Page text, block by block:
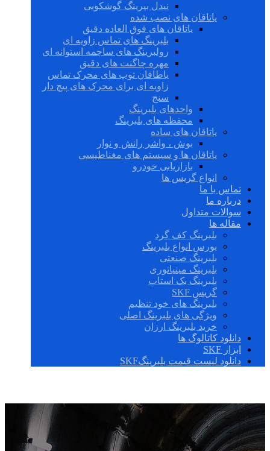
نیدل بیرینگ گوشکوبی
یاتاقان های نصب شده
یاتاقان های فوق العاده دقیق
بلبرینگ های تماس زاویه ای
رولبرینگ های ساچمه استوانه ای
مهره چاگنت های دقیق
یاطاقان توپ های محرک تماس
زاویه ای برای محرک های پیچ دار
سنج
واحدهای بلبرینگ
محفظه های بلبرینگ
یاتاقان های ساده
بوش ، واشر رانش و نوار
یاتاقان ها و سیستم های مغناطیسی
بازاریابی خودرو
انواع گریس ها
تماس با ما
درباره ما
سوالات متداول
مقاله ها
بلبرینگ کف گرد
بورس انواع بلبرینگ
بلبرینگ صنعتی
بلبرینگ مینیاتوری
بلبرینگ بک استاپ
گریس SKF
بلبرینگ های خود تنظیم
ویژگی های بلبرینگ اصلی
خرید بلبرینگ ارزان
دانلود کاتالوگ ها
ابزار SKF
دانلود لیست قیمت بلبرینگSKF